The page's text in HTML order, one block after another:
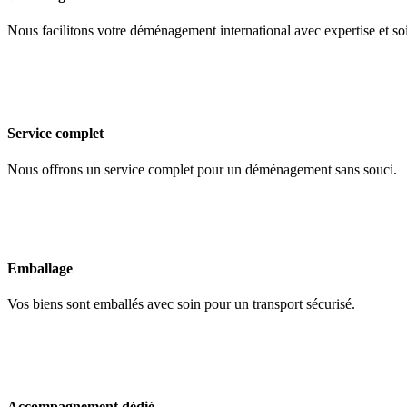
Nous facilitons votre déménagement international avec expertise et
Service complet
Nous offrons un service complet pour un déménagement sans souci.
Emballage
Vos biens sont emballés avec soin pour un transport sécurisé.